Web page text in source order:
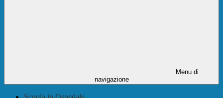
Menu di
navigazione